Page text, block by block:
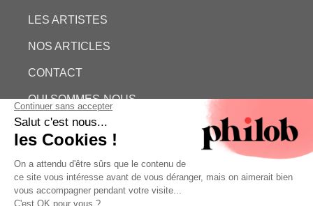
LES ARTISTES
NOS ARTICLES
CONTACT
QUI SOMMES-NOUS
ESTIMATION GRATUITE
PHILOB